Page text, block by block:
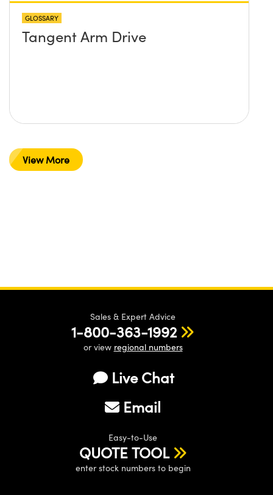
GLOSSARY
Tangent Arm Drive
View More
Sales & Expert Advice
1-800-363-1992
or view regional numbers
Live Chat
Email
Easy-to-Use
QUOTE TOOL
enter stock numbers to begin